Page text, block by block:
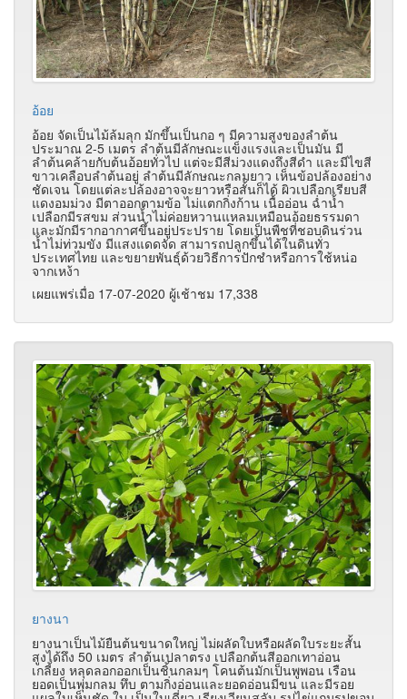
อ้อย
อ้อย จัดเป็นไม้ล้มลุก มักขึ้นเป็นกอ ๆ มีความสูงของลำต้น
ประมาณ 2-5 เมตร ลำต้นมีลักษณะแข็งแรงและเป็นมัน มี
ลำต้นคล้ายกับต้นอ้อยทั่วไป แต่จะมีสีม่วงแดงถึงสีดำ และมีไขสี
ขาวเคลือบลำต้นอยู่ ลำต้นมีลักษณะกลมยาว เห็นข้อปล้องอย่าง
ชัดเจน โดยแต่ละปล้องอาจจะยาวหรือสั้นก็ได้ ผิวเปลือกเรียบสี
แดงอมม่วง มีตาออกตามข้อ ไม่แตกกิ่งก้าน เนื้ออ่อน ฉ่ำน้ำ
เปลือกมีรสขม ส่วนน้ำไม่ค่อยหวานแหลมเหมือนอ้อยธรรมดา
และมักมีรากอากาศขึ้นอยู่ประปราย โดยเป็นพืชที่ชอบดินร่วน
น้ำไม่ท่วมขัง มีแสงแดดจัด สามารถปลูกขึ้นได้ในดินทั่ว
ประเทศไทย และขยายพันธุ์ด้วยวิธีการปักชำหรือการใช้หน่อ
จากเหง้า
เผยแพร่เมื่อ 17-07-2020 ผู้เช้าชม 17,338
ยางนา
ยางนาเป็นไม้ยืนต้นขนาดใหญ่ ไม่ผลัดใบหรือผลัดใบระยะสั้น
สูงได้ถึง 50 เมตร ลำต้นเปลาตรง เปลือกต้นสีออกเทาอ่อน
เกลี้ยง หลุดลอกออกเป็นชิ้นกลมๆ โคนต้นมักเป็นพูพอน เรือน
ยอดเป็นพุ่มกลม ทึบ ตามกิ่งอ่อนและยอดอ่อนมีขน และมีรอย